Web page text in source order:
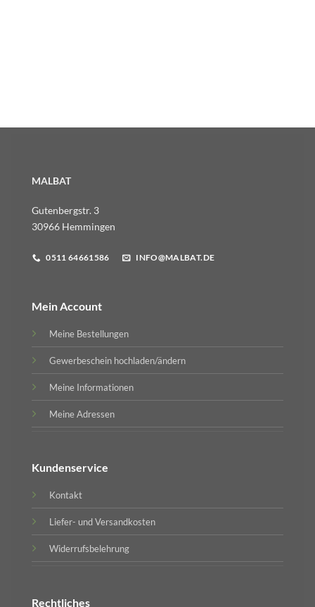
MALBAT
Gutenbergstr. 3
30966 Hemmingen
0511 64661586 INFO@MALBAT.DE
Mein Account
Meine Bestellungen
Gewerbeschein hochladen/ändern
Meine Informationen
Meine Adressen
Kundenservice
Kontakt
Liefer- und Versandkosten
Widerrufsbelehrung
Rechtliches